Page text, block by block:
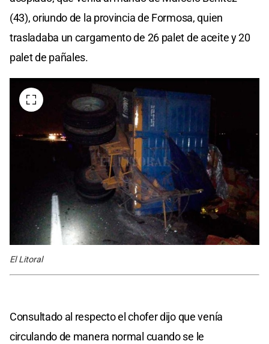
(43), oriundo de la provincia de Formosa, quien
trasladaba un cargamento de 26 palet de aceite y 20
palet de pañales.
El Litoral
Consultado al respecto el chofer dijo que venía
circulando de manera normal cuando se le